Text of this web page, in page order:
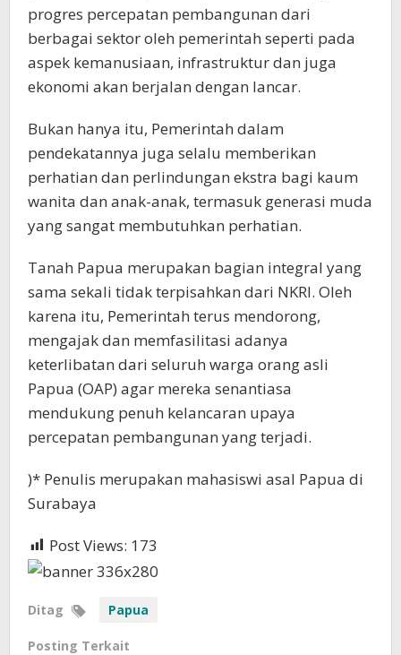
progres percepatan pembangunan dari
berbagai sektor oleh pemerintah seperti pada
aspek kemanusiaan, infrastruktur dan juga
ekonomi akan berjalan dengan lancar.
Bukan hanya itu, Pemerintah dalam
pendekatannya juga selalu memberikan
perhatian dan perlindungan ekstra bagi kaum
wanita dan anak-anak, termasuk generasi muda
yang sangat membutuhkan perhatian.
Tanah Papua merupakan bagian integral yang
sama sekali tidak terpisahkan dari NKRI. Oleh
karena itu, Pemerintah terus mendorong,
mengajak dan memfasilitasi adanya
keterlibatan dari seluruh warga orang asli
Papua (OAP) agar mereka senantiasa
mendukung penuh kelancaran upaya
percepatan pembangunan yang terjadi.
)* Penulis merupakan mahasiswi asal Papua di
Surabaya
Post Views: 173
Ditag Papua
Posting Terkait